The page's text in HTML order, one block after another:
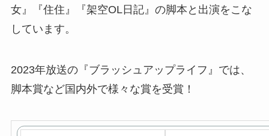
女』『住住』『架空OL日記』の脚本と出演をこな
しています。
2023年放送の『ブラッシュアップライフ』では、
脚本賞など国内外で様々な賞を受賞！